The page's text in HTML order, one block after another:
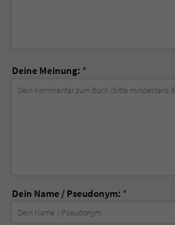
Deine Meinung: *
Dein Name / Pseudonym: *